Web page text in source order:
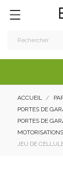
ACCUEIL
PORTES DE
PORTES DE
JEU DE